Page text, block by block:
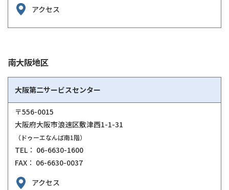
アクセス
南大阪地区
大阪第二サービスセンター
〒556-0015
大阪府大阪市浪速区敷津西1-1-31
（ドゥーエなんば南1階）
TEL： 06-6630-1600
FAX： 06-6630-0037
アクセス